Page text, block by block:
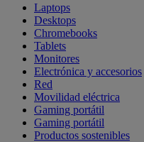
Laptops
Desktops
Chromebooks
Tablets
Monitores
Electrónica y accesorios
Red
Movilidad eléctrica
Gaming portátil
Gaming portátil
Productos sostenibles